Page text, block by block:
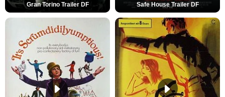
Gran Torino Trailer DF Safe House Trailer DF